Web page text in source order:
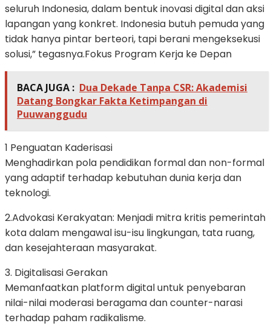
seluruh Indonesia, dalam bentuk inovasi digital dan aksi
lapangan yang konkret. Indonesia butuh pemuda yang
tidak hanya pintar berteori, tapi berani mengeksekusi
solusi,” tegasnya.Fokus Program Kerja ke Depan
BACA JUGA : Dua Dekade Tanpa CSR: Akademisi
Datang Bongkar Fakta Ketimpangan di
Puuwanggudu
1 Penguatan Kaderisasi
Menghadirkan pola pendidikan formal dan non-formal
yang adaptif terhadap kebutuhan dunia kerja dan
teknologi.
2.Advokasi Kerakyatan: Menjadi mitra kritis pemerintah
kota dalam mengawal isu-isu lingkungan, tata ruang,
dan kesejahteraan masyarakat.
3. Digitalisasi Gerakan
Memanfaatkan platform digital untuk penyebaran
nilai-nilai moderasi beragama dan counter-narasi
terhadap paham radikalisme.